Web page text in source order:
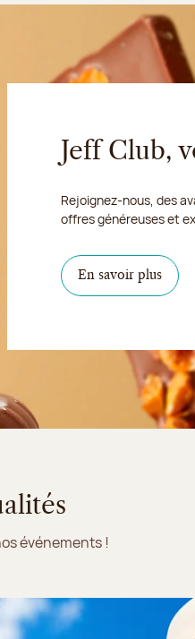
Jeff Club,
Rejoignez-nous, des
offres généreuses et
En savoir plus
événements !